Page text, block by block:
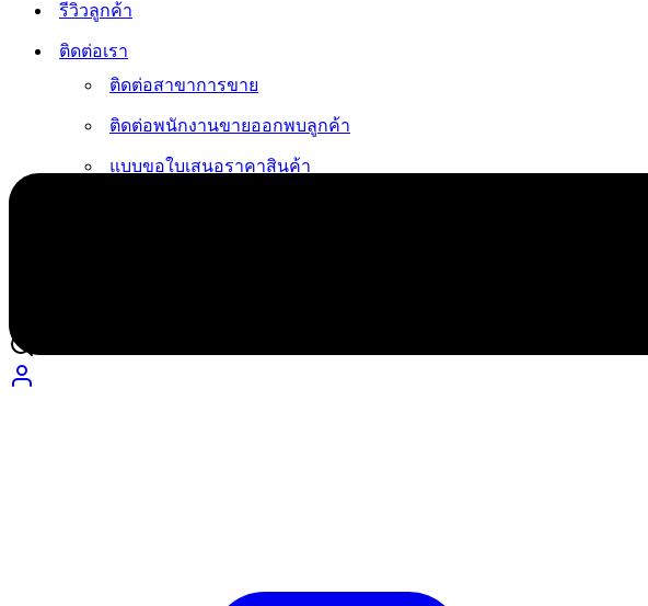
รีวิวลูกค้า
ติดต่อเรา
ติดต่อสาขาการขาย
ติดต่อพนักงานขายออกพบลูกค้า
แบบขอใบเสนอราคาสินค้า